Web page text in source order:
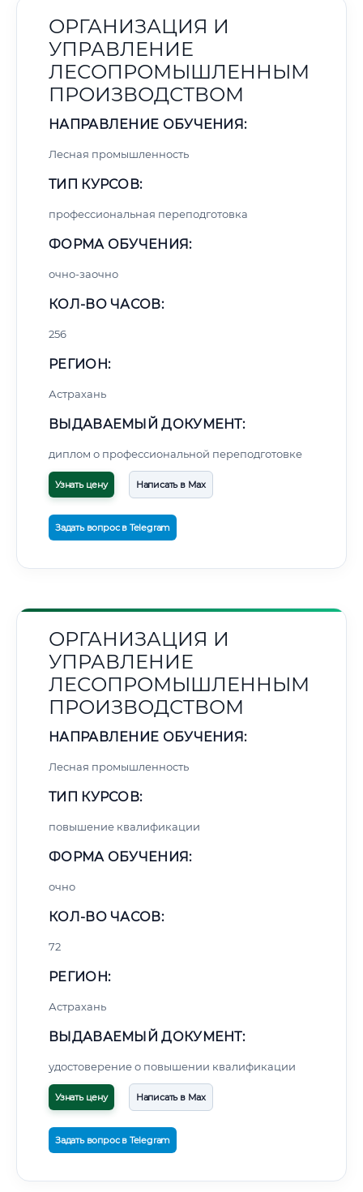
ОРГАНИЗАЦИЯ И
УПРАВЛЕНИЕ
ЛЕСОПРОМЫШЛЕННЫМ
ПРОИЗВОДСТВОМ
НАПРАВЛЕНИЕ ОБУЧЕНИЯ:
Лесная промышленность
ТИП КУРСОВ:
профессиональная переподготовка
ФОРМА ОБУЧЕНИЯ:
очно-заочно
КОЛ-ВО ЧАСОВ:
256
РЕГИОН:
Астрахань
ВЫДАВАЕМЫЙ ДОКУМЕНТ:
диплом о профессиональной переподготовке
Узнать цену Написать в Max
Задать вопрос в Telegram
ОРГАНИЗАЦИЯ И
УПРАВЛЕНИЕ
ЛЕСОПРОМЫШЛЕННЫМ
ПРОИЗВОДСТВОМ
НАПРАВЛЕНИЕ ОБУЧЕНИЯ:
Лесная промышленность
ТИП КУРСОВ:
повышение квалификации
ФОРМА ОБУЧЕНИЯ:
очно
КОЛ-ВО ЧАСОВ:
72
РЕГИОН:
Астрахань
ВЫДАВАЕМЫЙ ДОКУМЕНТ:
удостоверение о повышении квалификации
Узнать цену Написать в Max
Задать вопрос в Telegram